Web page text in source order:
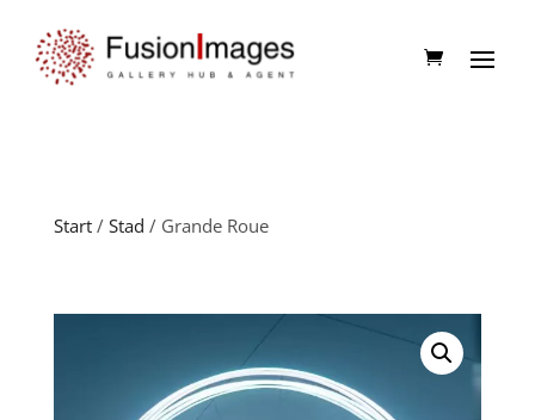
Start/ Stad / Grande Roue